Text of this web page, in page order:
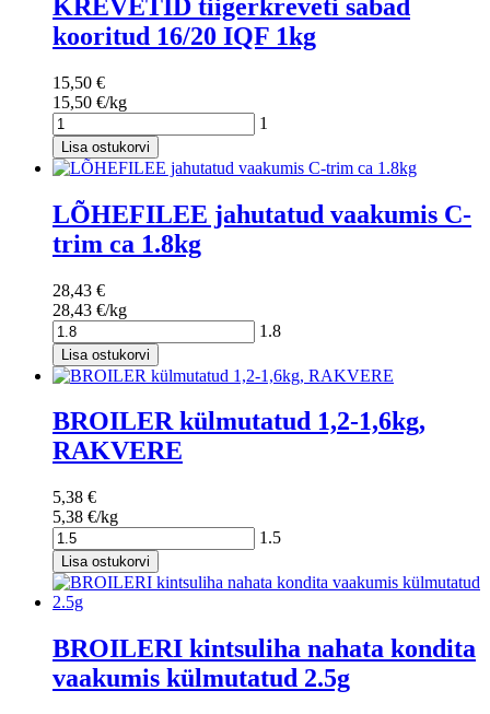
KREVETID tiigerkreveti sabad
kooritud 16/20 IQF 1kg
15,50 €
15,50 €/kg
1
Lisa ostukorvi
LÕHEFILEE jahutatud vaakumis C-
trim ca 1.8kg
28,43 €
28,43 €/kg
1.8
Lisa ostukorvi
BROILER külmutatud 1,2-1,6kg,
RAKVERE
5,38 €
5,38 €/kg
1.5
Lisa ostukorvi
BROILERI kintsuliha nahata kondita
vaakumis külmutatud 2.5g